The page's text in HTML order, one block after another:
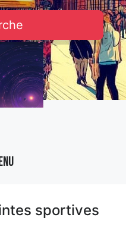
sportives